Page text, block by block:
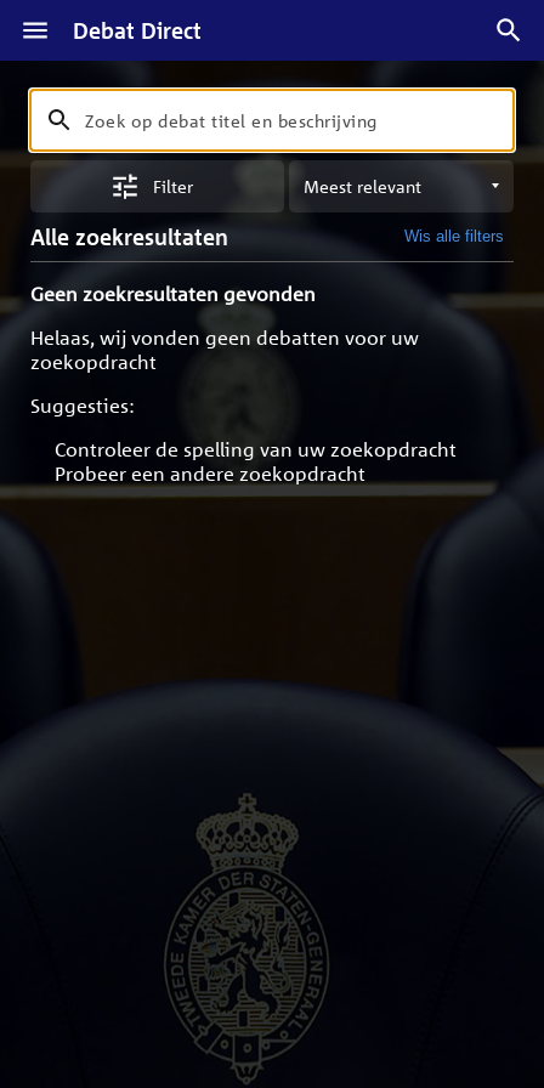
Debat Direct
Zoeken
Zoek
op
en
beschrijving
Filter
Sorteren
op
meest
Alle zoekresultaten Wis alle filters
Geen zoekresultaten gevonden
Helaas, wij vonden geen debatten voor uw
zoekopdracht
Suggesties:
Controleer de spelling van uw zoekopdracht
Probeer een andere zoekopdracht